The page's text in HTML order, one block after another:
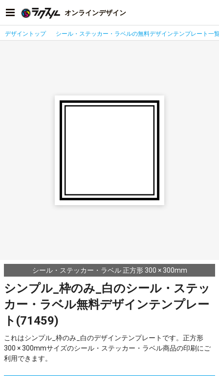
オンラインデザイン
デザイントップ シール・ステッカー・ラベルの無料デザインテンプレート一
シール・ステッカー・ラベル 正方形 300 × 300mm
シンプル_枠のみ_白のシール・ステッ
カー・ラベル無料デザインテンプレー
ト(71459)
これはシンプル_枠のみ_白のデザインテンプレートです。正方形
300 × 300mmサイズのシール・ステッカー・ラベル商品の印刷にご
利用できます。